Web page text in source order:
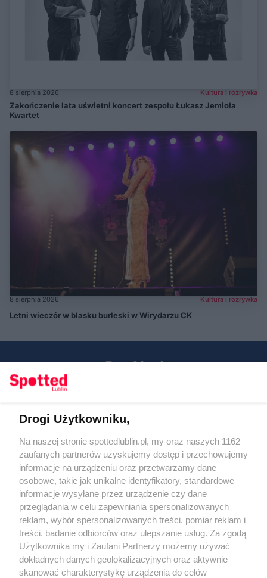
8 sierpnia 2026 Kultura i rozrywka
Zakończenie lata uświetni koncert zespołu Łukasz Jemioła
Kwartet
8 sierpnia 2026 Kultura i rozrywka
Letni wieczór w blasku burleski w Wirydarzu CK
KATEGORIE
OGŁOSZENIA
WYDARZENIA
Regulamin
Polityka prywatności
RODO
Warunki korzystania z treści
Drogi Użytkowniku,
Na naszej stronie spottedlublin.pl, my oraz naszych 1162
zaufanych partnerów uzyskujemy dostęp i przechowujemy
informacje na urządzeniu oraz przetwarzamy dane
osobowe, takie jak unikalne identyfikatory, standardowe
informacje wysyłane przez urządzenie czy dane
przeglądania w celu zapewniania spersonalizowanych
reklam, wybór spersonalizowanych treści, pomiar reklam i
treści, badanie odbiorców oraz ulepszanie usług. Za zgodą
Użytkownika my i Zaufani Partnerzy możemy używać
dokładnych danych geolokalizacyjnych oraz aktywnie
skanować charakterystykę urządzenia do celów